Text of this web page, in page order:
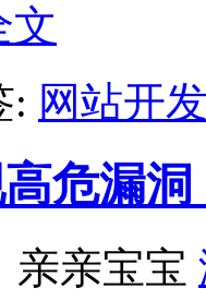
文
: 网站开
危漏
亲亲宝宝